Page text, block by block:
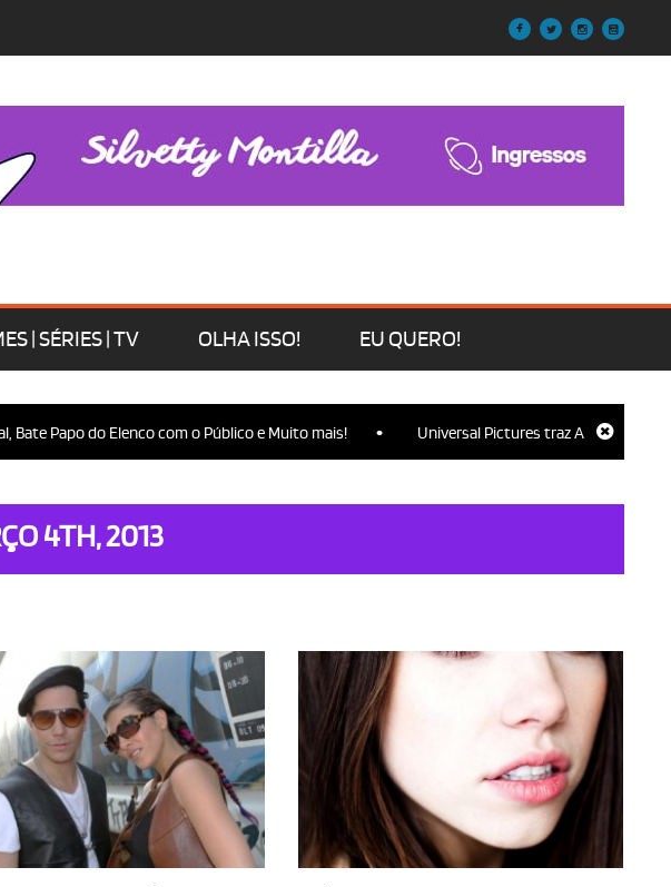
| SÉRIES | TV OLHA ISSO! EU QUERO!
Papo do Elenco com o Público e Muito mais! Universal Pictures traz Ariana Grande,
4TH, 2013